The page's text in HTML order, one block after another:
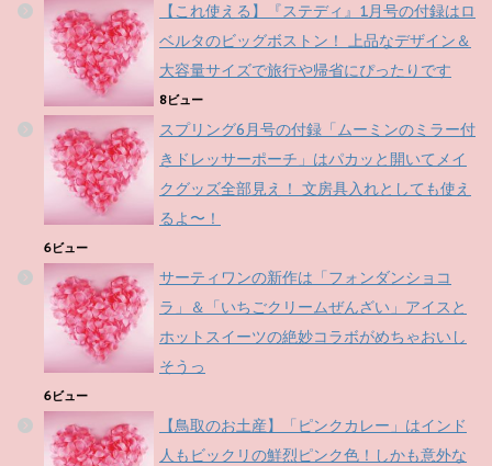
【これ使える】『ステディ』1月号の付録はロ
ベルタのビッグボストン！ 上品なデザイン＆
大容量サイズで旅行や帰省にぴったりです
8ビュー
スプリング6月号の付録「ムーミンのミラー付
きドレッサーポーチ」はパカッと開いてメイ
クグッズ全部見え！ 文房具入れとしても使え
るよ〜！
6ビュー
サーティワンの新作は「フォンダンショコ
ラ」＆「いちごクリームぜんざい」アイスと
ホットスイーツの絶妙コラボがめちゃおいし
そうっ
6ビュー
【鳥取のお土産】「ピンクカレー」はインド
人もビックリの鮮烈ピンク色！しかも意外な